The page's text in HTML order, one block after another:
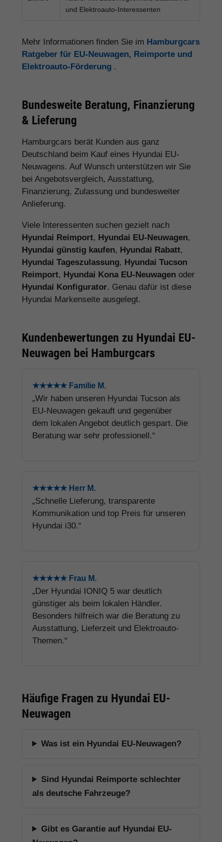
und Elektroauto-Interessenten
Mehr Informationen finden Sie im Hamburgcars
Ratgeber für EU-Neuwagen, Reimporte und
Elektroauto-Förderung .
Bundesweite Beratung, Finanzierung
& Lieferung
Hamburgcars berät Kunden aus ganz
Deutschland beim Kauf eines Hyundai EU-
Neuwagens. Auf Wunsch unterstützen wir Sie
bei Angebotsvergleich, Ausstattung,
Finanzierung, Zulassung und bundesweiter
Anlieferung.
Viele Interessenten suchen gezielt nach
Hyundai Reimport, Hyundai EU-Neuwagen,
Hyundai günstig kaufen, Hyundai Rabatt,
Hyundai Tageszulassung, Hyundai Tucson
Reimport, Hyundai Kona EU-Neuwagen oder
Hyundai Konfigurator. Genau dafür ist diese
Hyundai Markenseite ausgelegt.
Kundenbewertungen zu Hyundai EU-
Neuwagen bei Hamburgcars
★★★★★ Familie M.
„Wir haben unseren Hyundai Tucson als
EU-Neuwagen gekauft und gegenüber
dem lokalen Angebot deutlich gespart. Die
Beratung war sehr professionell.“
★★★★★ Herr M.
„Schnelle Lieferung, transparente
Kommunikation und top Preis für unseren
Hyundai i30.“
★★★★★ Frau M.
„Der Hyundai IONIQ 5 war deutlich
günstiger als beim lokalen Händler.
Besonders hilfreich war die Beratung zu
Ausstattung, Lieferzeit und Elektroauto-
Themen.“
Häufige Fragen zu Hyundai EU-
Neuwagen
Was ist ein Hyundai EU-Neuwagen?
Sind Hyundai Reimporte schlechter
als deutsche Fahrzeuge?
Gibt es Garantie auf Hyundai EU-